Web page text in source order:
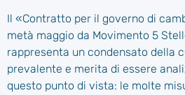
Il «Contratto per il governo di
metà maggio da Movimento 5
rappresenta un condensato della
prevalente e merita di essere
questo punto di vista: le molte